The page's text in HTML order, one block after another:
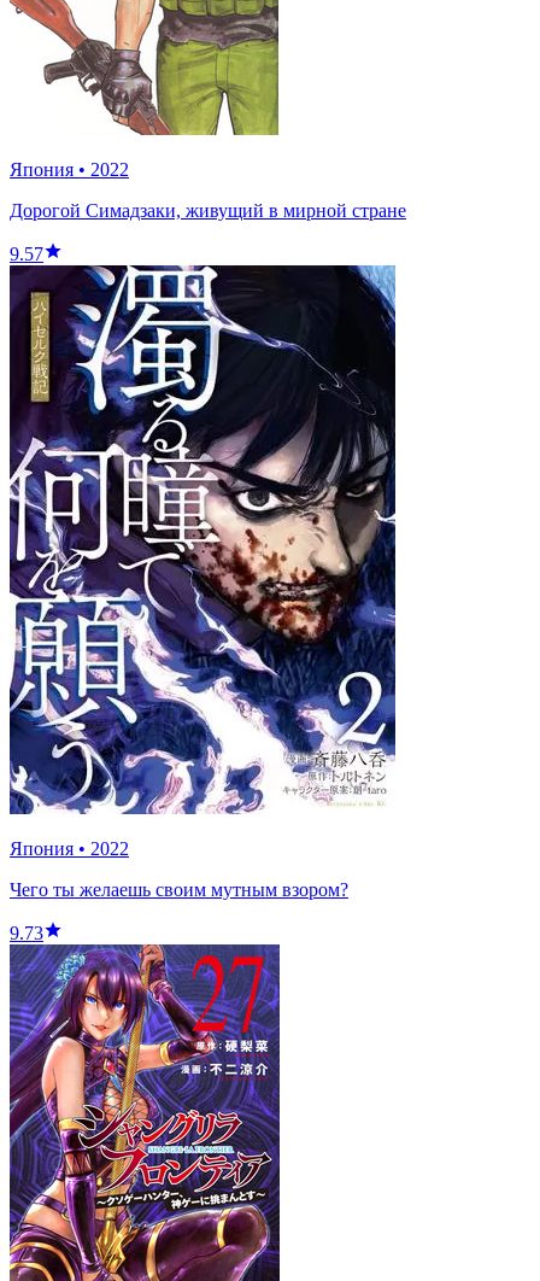
Япония • 2022
Дорогой Симадзаки, живущий в мирной стране
9.57
Япония • 2022
Чего ты желаешь своим мутным взором?
9.73